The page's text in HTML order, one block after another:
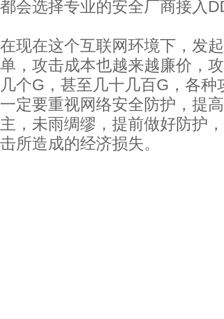
都会选择专业的安全厂商接入
在现在这个互联网环境下，发
单，攻击成本也越来越廉价，
几个G，甚至几十几百G，各
一定要重视网络安全防护，提
主，未雨绸缪，提前做好防护
击所造成的经济损失。